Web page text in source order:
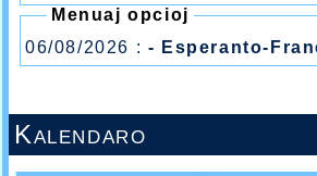
Menuaj opcioj
06/08/2026 : - Esperanto-
Kalendaro